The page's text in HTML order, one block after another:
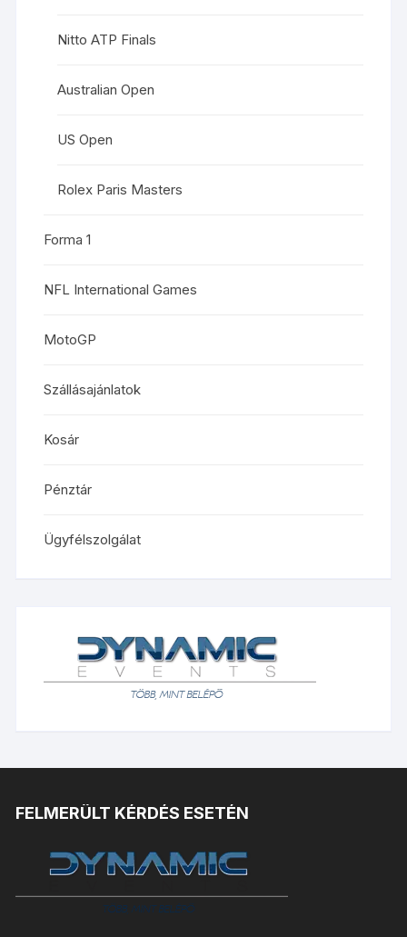
Nitto ATP Finals
Australian Open
US Open
Rolex Paris Masters
Forma 1
NFL International Games
MotoGP
Szállásajánlatok
Kosár
Pénztár
Ügyfélszolgálat
FELMERÜLT KÉRDÉS ESETÉN